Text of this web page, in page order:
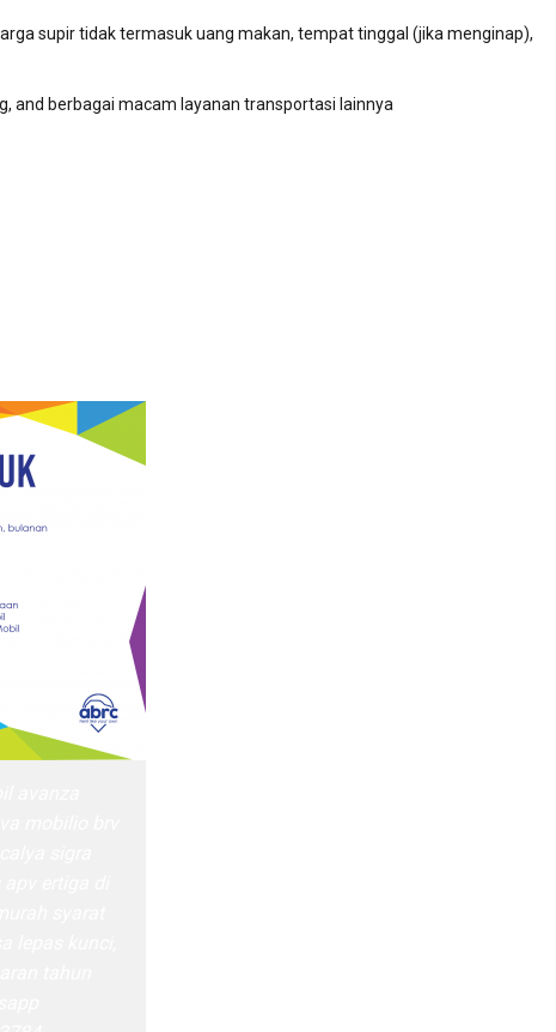
supir tidak termasuk uang makan, tempat tinggal (jika menginap),
and berbagai macam layanan transportasi lainnya